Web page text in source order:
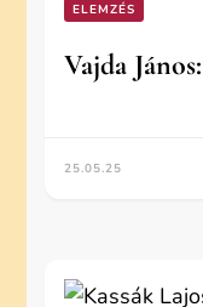
ELEMZÉS
Vajda
25.05.25